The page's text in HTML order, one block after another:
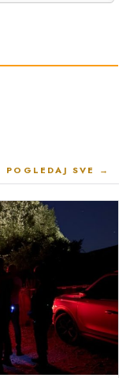
POGLEDAJ SVE →